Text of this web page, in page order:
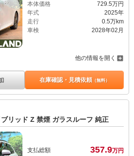
本体価格
729.5万円
年式
2025年
走行
0.5万km
車検
2028年02月
他の情報を開く
在庫確認・見積依頼（無料）
リッド Z 禁煙 ガラスルーフ 純正
支払総額 357.9万円